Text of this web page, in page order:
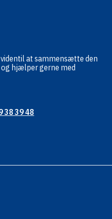
til at sammensætte den
og hjælpergerne med
38 39 48